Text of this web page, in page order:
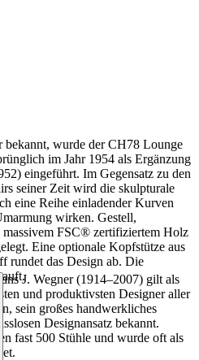
wurde der CH78 Lounge
im Jahr 1954 als Ergänzung
eingeführt. Im Gegensatz zu den
seiner Zeit wird die skulpturale
eine Reihe einladender Kurven
wirken. Gestell,
massivem FSC® zertifiziertem Holz
Eine optionale Kopfstütze aus
rundet das Design ab. Die
J. Wegner (1914–2007) gilt als
und produktivsten Designer aller
sein großes handwerkliches
Designansatz bekannt.
fast 500 Stühle und wurde oft als